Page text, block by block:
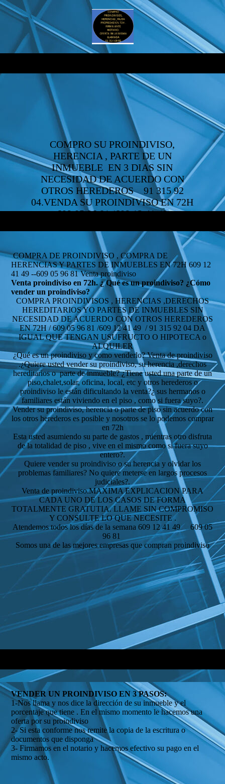
COMPRO SU PROINDIVISO,
HERENCIA , PARTE DE UN
INMUEBLE EN 3 DIAS SIN
NECESIDAD DE ACUERDO CON
OTROS HEREDEROS 91 315 92
04.VENDA SU PROINDIVISO EN 72H
609 05 96 81 /609 12 41 49
COMPRA DE PROINDIVISO , COMPRA DE
HERENCIAS Y PARTES DE INMUEBLES EN 72H 609 12
41 49 --609 05 96 81 Venta proindiviso
Venta proindiviso en 72h. ¿ Qué es un proindiviso? ¿Cómo
vender un proindiviso?
COMPRA PROINDIVISOS , HERENCIAS ,DERECHOS
HEREDITARIOS YO PARTES DE INMUEBLES SIN
NECESIDAD DE ACUERDO CON OTROS HEREDEROS
EN 72H / 609 05 96 81 /609 12 41 49 / 91 315 92 04 DA
IGUAL QUE TENGAN USUFRUCTO O HIPOTECA o
ALQUILER
¿Qué es un proindiviso y como venderlo? Venta de proindiviso
.¿Quiere usted vender su proindiviso, su herencia ,derechos
hereditarios o parte de inmueble? ¿Tiene usted una parte de un
piso,chalet,solar, oficina, local, etc y otros herederos o
proindiviso le están dificultando la venta?¿ sus hermanos o
familiares están viviendo en el piso , como si fuera suyo?.
Vender su proindiviso, herencia o parte de piso sin acuerdo con
los otros herederos es posible y nosotros se lo podemos comprar
en 72h
Esta usted asumiendo su parte de gastos , mientras otro disfruta
de la totalidad de piso , vive en el mismo como si fuera suyo
entero?.
Quiere vender su proindiviso o su herencia y olvidar los
problemas familiares? No quiere meterse en largos procesos
judiciales?.
Venta de proindiviso.MAXIMA EXPLICACION PARA
CADA UNO DE LOS CASOS DE FORMA
TOTALMENTE GRATUTIA. LLAME SIN COMPROMISO
Y CONSULTE LO QUE NECESITE .
Atendemos todos los días de la semana 609 12 41 49 609 05
96 81
Somos una de las mejores empresas que compran proindiviso
VENDER UN PROINDIVISO EN 3 PASOS:
1-Nos llama y nos dice la dirección de su inmueble y el
porcentaje que tiene . En el mismo momento le hacemos una
oferta por su proindiviso
2- Si esta conforme nos remite la copia de la escritura o
documentos que disponga
3- Firmamos en el notario y hacemos efectivo su pago en el
mismo acto.